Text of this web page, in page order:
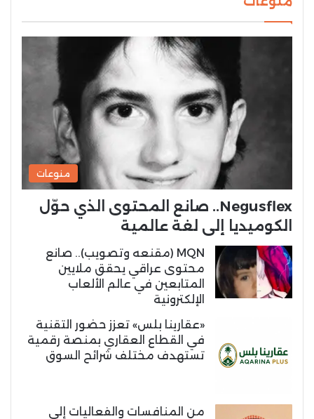
منوعات
Negusflex.. صانع المحتوى الذي حوّل
الكوميديا إلى لغة عالمية
MQN (مقنعه وتصويب).. صانع
محتوى عراقي يحقق ملايين
المتابعين في عالم الألعاب
الإلكترونية
«عقارينا بلس» تعزز حضور التقنية
في القطاع العقاري بمنصة رقمية
تستهدف مختلف شرائح السوق
من المنافسات والفعاليات إلى